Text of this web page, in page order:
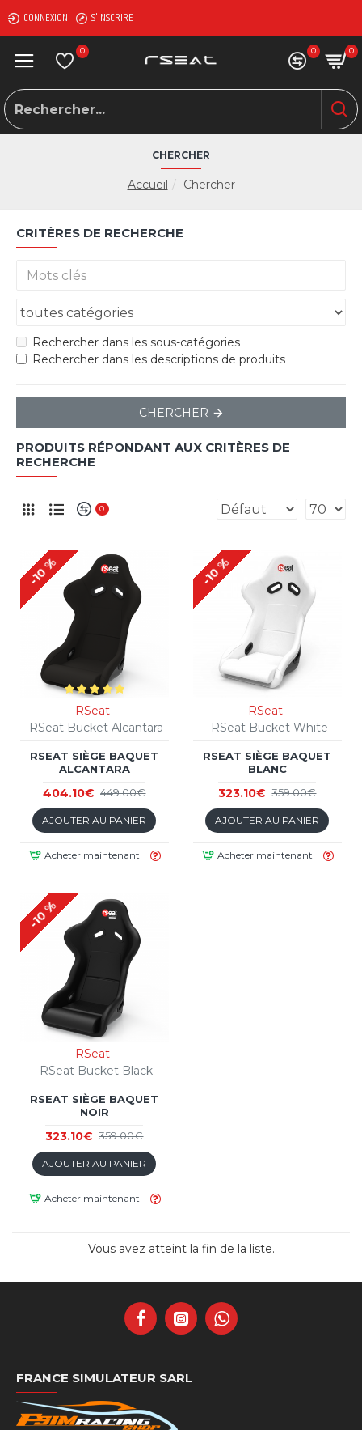
CONNEXION S'INSCRIRE
0 0 0
Accueil Chercher
CHERCHER
CRITÈRES DE RECHERCHE
Rechercher dans les sous-catégories
Rechercher dans les descriptions de produits
CHERCHER
PRODUITS RÉPONDANT AUX CRITÈRES DE
RECHERCHE
0
-10 %
RSeat
RSeat Bucket Alcantara
RSEAT SIÈGE BAQUET
ALCANTARA
404.10€ 449.00€
AJOUTER AU PANIER
Acheter maintenant
-10 %
RSeat
RSeat Bucket White
RSEAT SIÈGE BAQUET
BLANC
323.10€ 359.00€
AJOUTER AU PANIER
Acheter maintenant
-10 %
RSeat
RSeat Bucket Black
RSEAT SIÈGE BAQUET
NOIR
323.10€ 359.00€
AJOUTER AU PANIER
Acheter maintenant
Vous avez atteint la fin de la liste.
FRANCE SIMULATEUR SARL